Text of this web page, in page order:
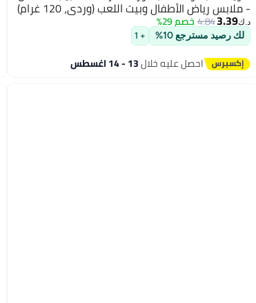
- ملابس رياض الأطفال وبيت اللعب (وردي، 120 غرام)
د.ك‏3.39
4.84خصم 29%
لك رصيد مسترجع 10% + 1
احصل عليه خلال13 - 14 اغسطس